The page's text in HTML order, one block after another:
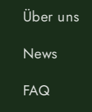
Über uns
News
FAQ
bleibt.